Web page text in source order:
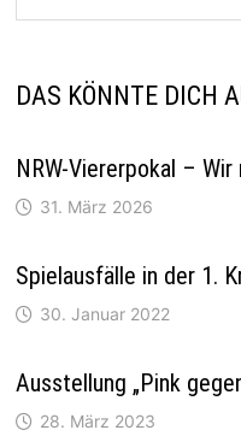
DAS KÖNNTE DICH
NRW-Viererpokal –
31. März 2026
Spielausfälle in der 1.
30. Januar 2022
Ausstellung „Pink
28. März 2023